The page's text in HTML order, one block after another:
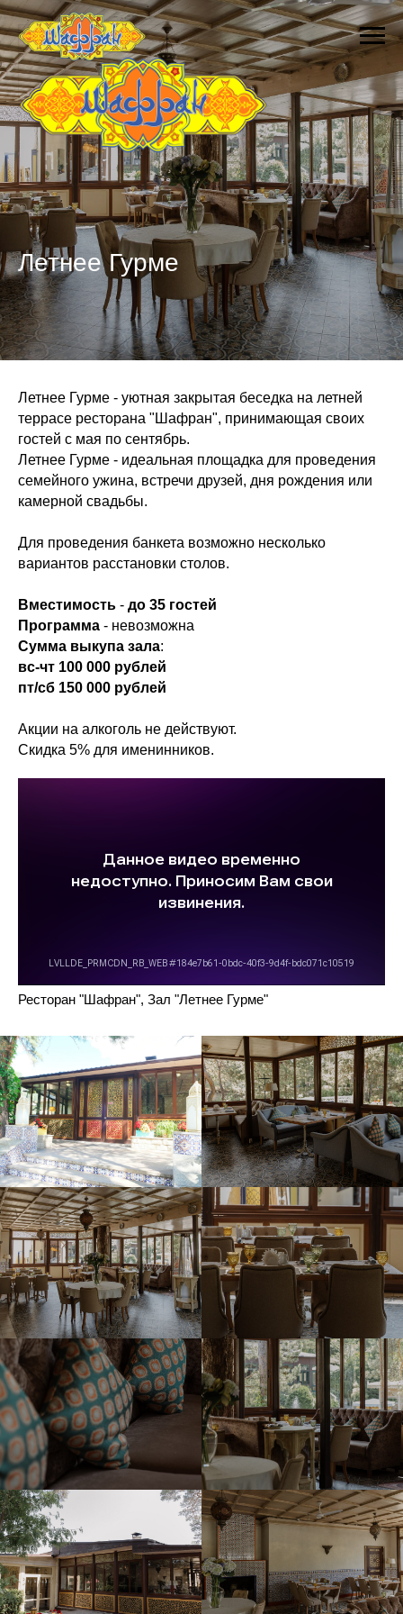
Летнее Гурме
Летнее Гурме - уютная закрытая беседка на летней
террасе ресторана "Шафран", принимающая своих
гостей с мая по сентябрь.
Летнее Гурме - идеальная площадка для проведения
семейного ужина, встречи друзей, дня рождения или
камерной свадьбы.
Для проведения банкета возможно несколько
вариантов расстановки столов.
Вместимость - до 35 гостей
Программа - невозможна
Сумма выкупа зала:
вс-чт 100 000 рублей
пт/сб 150 000 рублей
Акции на алкоголь не действуют.
Скидка 5% для именинников.
Ресторан "Шафран", Зал "Летнее Гурме"